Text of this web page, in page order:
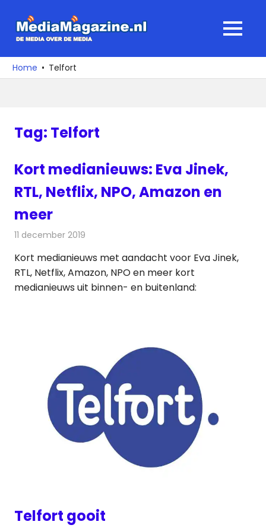
naar
media
over
MENU
Home Telfort
Tag: Telfort
Kort medianieuws: Eva Jinek,
RTL, Netflix, NPO, Amazon en
meer
11 december 2019
Kort medianieuws met aandacht voor Eva Jinek,
RTL, Netflix, Amazon, NPO en meer kort
medianieuws uit binnen- en buitenland:
Telfort gooit